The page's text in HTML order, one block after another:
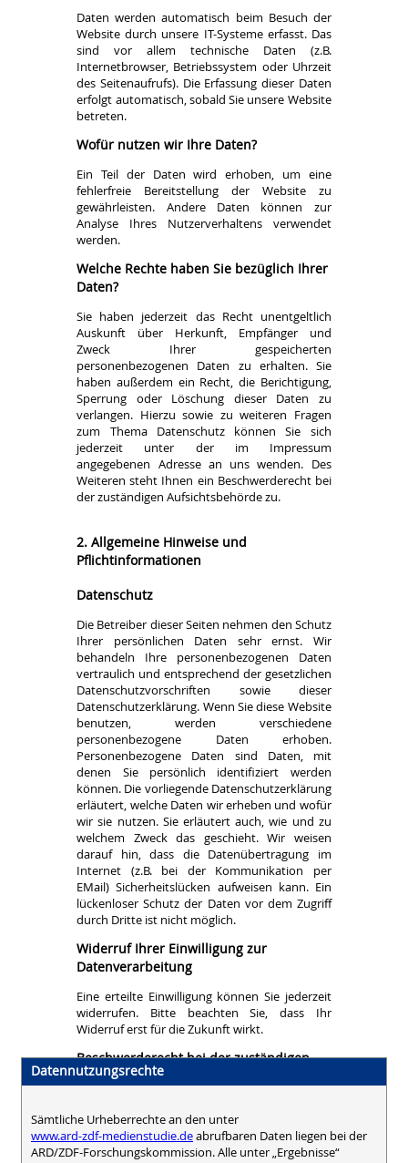
Datennutzungsrechte
Sämtliche Urheberrechte an den unter
www.ard-zdf-medienstudie.deabrufbaren Daten liegen bei der
ARD/ZDF-Forschungskommission. Alle unter „Ergebnisse“
Daten werden automatisch beim Besuch der
Website durch unsere IT-Systeme erfasst. Das
sind vor allem technische Daten (z.B.
Internetbrowser, Betriebssystem oder Uhrzeit
des Seitenaufrufs). Die Erfassung dieser Daten
erfolgt automatisch, sobald Sie unsere Website
betreten.
Wofür nutzen wir Ihre Daten?
Ein Teil der Daten wird erhoben, um eine
fehlerfreie Bereitstellung der Website zu
gewährleisten. Andere Daten können zur
Analyse Ihres Nutzerverhaltens verwendet
werden.
Welche Rechte haben Sie bezüglich Ihrer
Daten?
Sie haben jederzeit das Recht unentgeltlich
Auskunft über Herkunft, Empfänger und
Zweck Ihrer gespeicherten
personenbezogenen Daten zu erhalten. Sie
haben außerdem ein Recht, die Berichtigung,
Sperrung oder Löschung dieser Daten zu
verlangen. Hierzu sowie zu weiteren Fragen
zum Thema Datenschutz können Sie sich
jederzeit unter der im Impressum
angegebenen Adresse an uns wenden. Des
Weiteren steht Ihnen ein Beschwerderecht bei
der zuständigen Aufsichtsbehörde zu.
2. Allgemeine Hinweise und
Pflichtinformationen
Datenschutz
Die Betreiber dieser Seiten nehmen den Schutz
Ihrer persönlichen Daten sehr ernst. Wir
behandeln Ihre personenbezogenen Daten
vertraulich und entsprechend der gesetzlichen
Datenschutzvorschriften sowie dieser
Datenschutzerklärung. Wenn Sie diese Website
benutzen, werden verschiedene
personenbezogene Daten erhoben.
Personenbezogene Daten sind Daten, mit
denen Sie persönlich identifiziert werden
können. Die vorliegende Datenschutzerklärung
erläutert, welche Daten wir erheben und wofür
wir sie nutzen. Sie erläutert auch, wie und zu
welchem Zweck das geschieht. Wir weisen
darauf hin, dass die Datenübertragung im
Internet (z.B. bei der Kommunikation per
EMail) Sicherheitslücken aufweisen kann. Ein
lückenloser Schutz der Daten vor dem Zugriff
durch Dritte ist nicht möglich.
Widerruf Ihrer Einwilligung zur
Datenverarbeitung
Eine erteilte Einwilligung können Sie jederzeit
widerrufen. Bitte beachten Sie, dass Ihr
Widerruf erst für die Zukunft wirkt.
Beschwerderecht bei der zuständigen
Aufsichtsbehörde
dem Betroffenen ein Beschwerderecht bei der
zuständigen Aufsichtsbehörde zu. Die für uns
zuständige Aufsichtsbehörde ist: